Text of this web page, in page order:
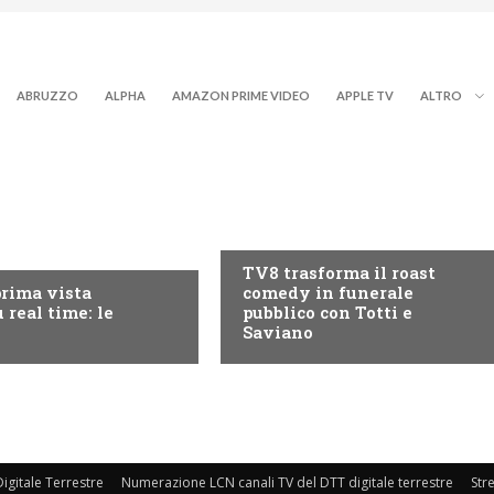
ABRUZZO ALPHA AMAZON PRIME VIDEO APPLE TV ALTRO
vista
real time: le
TV8 trasforma il roast
comedy in funerale
pubblico con Totti e
Saviano
Terrestre Numerazione LCN canali TV del DTT digitale terrestre